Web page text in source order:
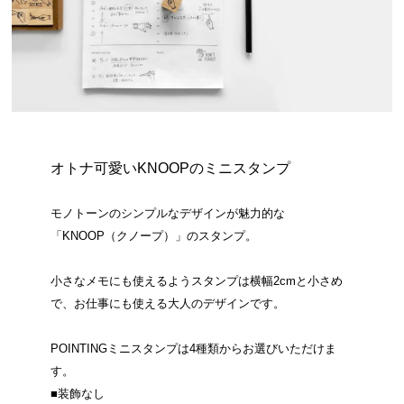
オトナ可愛いKNOOPのミニスタンプ
モノトーンのシンプルなデザインが魅力的な
「KNOOP（クノープ）」のスタンプ。
小さなメモにも使えるようスタンプは横幅2cmと小さめ
で、お仕事にも使える大人のデザインです。
POINTINGミニスタンプは4種類からお選びいただけま
す。
■装飾なし